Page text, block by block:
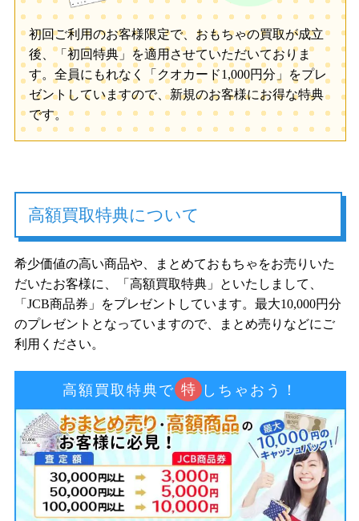
初回ご利用のお客様限定で、おもちゃの買取が成立
後、「初回特典」を適用させていただいておりま
す。全員にもれなく「クオカード1,000円分」をプレ
ゼントしていますので、新規のお客様にお得な特典
です。
高額買取特典について
希少価値の高い商品や、まとめておもちゃをお売りいた
だいたお客様に、「高額買取特典」といたしまして、
「JCB商品券」をプレゼントしています。最大10,000円分
のプレゼントとなっていますので、まとめ売りなどにご
利用ください。
高額買取特典で 特 しちゃおう！